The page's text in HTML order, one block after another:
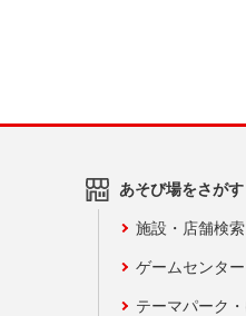
あそび場をさがす
施設・店舗検索
ゲームセンター
テーマパーク